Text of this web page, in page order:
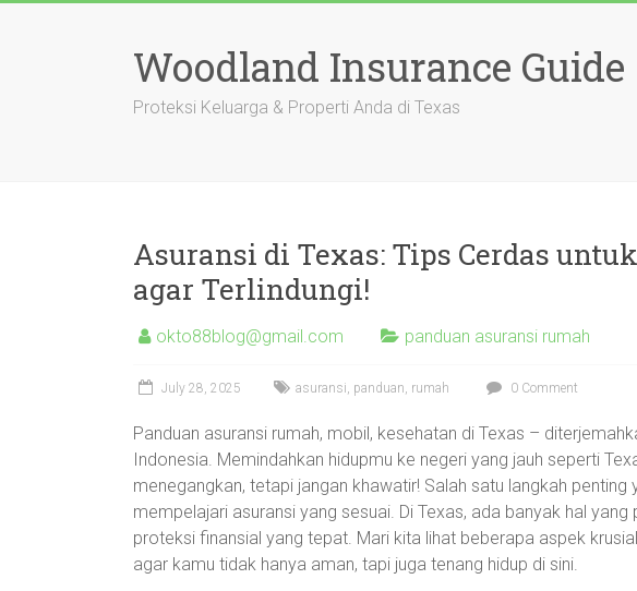
Woodland Insurance Guide
Proteksi Keluarga & Properti Anda di Texas
Asuransi di Texas: Tips Cerdas
agar Terlindungi!
okto88blog@gmail.com panduan asuransi rumah
July 28, 2025 asuransi, panduan, rumah 0 Comment
Panduan asuransi rumah, mobil, kesehatan di Texas –
Indonesia. Memindahkan hidupmu ke negeri yang jauh seperti
menegangkan, tetapi jangan khawatir! Salah satu langkah penting
mempelajari asuransi yang sesuai. Di Texas, ada banyak hal
proteksi finansial yang tepat. Mari kita lihat beberapa aspek
agar kamu tidak hanya aman, tapi juga tenang hidup di sini.